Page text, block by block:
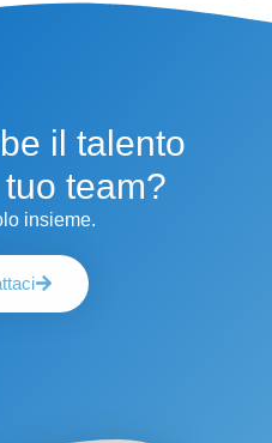
il talento
team?
insieme.